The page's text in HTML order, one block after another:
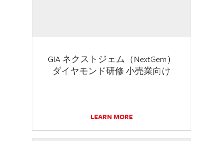
GIA ネクストジェム（NextGem）
ダイヤモンド研修 小売業向け
LEARN MORE